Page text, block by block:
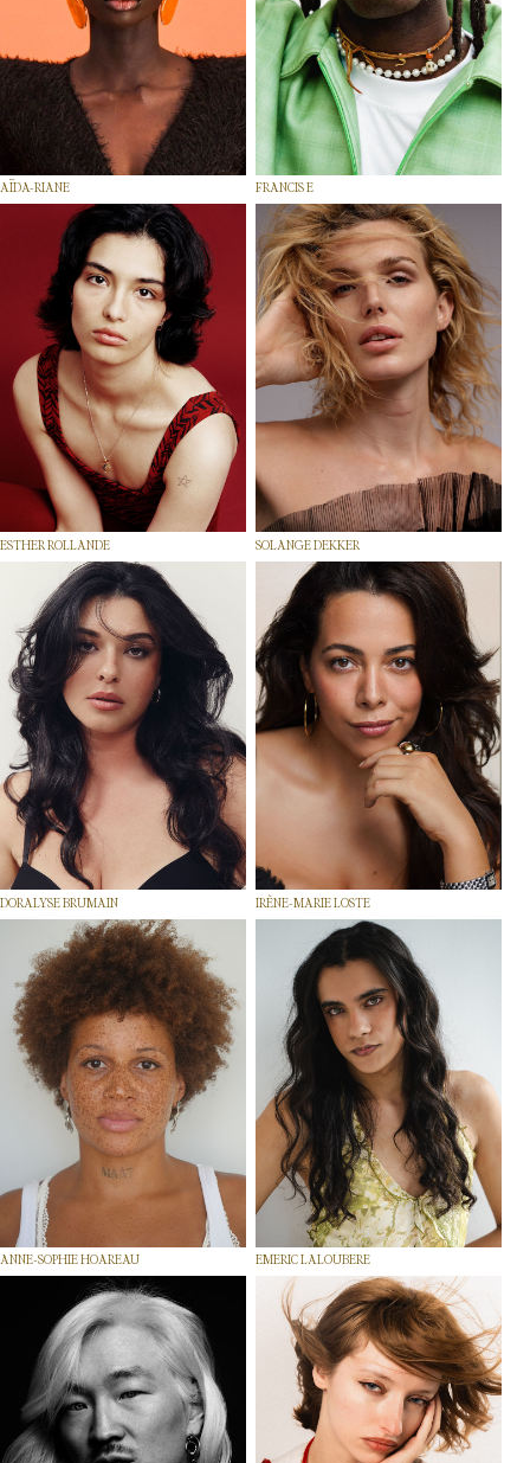
AÏDA-RIANE FRANCIS E
ESTHER ROLLANDE SOLANGE DEKKER
DORALYSE BRUMAIN IRÈNE-MARIE LOSTE
ANNE-SOPHIE HOAREAU EMERIC LALOUBERE